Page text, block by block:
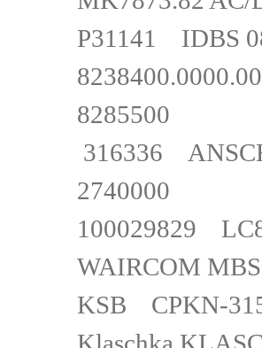
P31141
316336
100029829
WAIRCOM
KSB CPKN-